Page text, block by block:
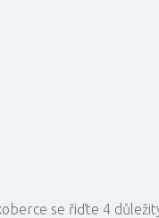
se řiďte 4